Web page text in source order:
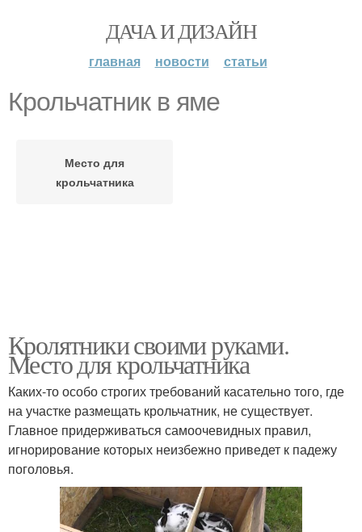
ДАЧА И ДИЗАЙН
главная новости статьи
Крольчатник в яме
Место для
крольчатника
Кролятники своими руками.
Место для крольчатника
Каких-то особо строгих требований касательно того, где
на участке размещать крольчатник, не существует.
Главное придерживаться самоочевидных правил,
игнорирование которых неизбежно приведет к падежу
поголовья.